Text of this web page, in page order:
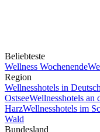
Beliebteste
Wellness Wochenende
Region
Wellnesshotels in
OstseeWellnesshotels an
HarzWellnesshotels im
Wald
Bundesland